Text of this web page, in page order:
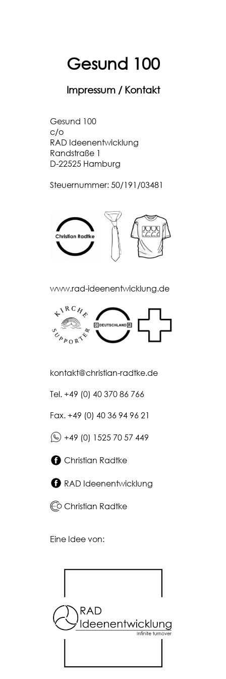
Gesund 100
Impressum / Kontakt
Gesund 100
c/o
RAD Ideenentwicklung
Randstraße 1
D-22525 Hamburg
Steuernummer: 50/191/03481
www.rad-ideenentwicklung.de
kontakt@christian-radtke.de
Tel.+49 (0) 40 370 86 766
Fax.+49 (0) 40 36 94 96 21
+49 (0) 1525 70 57 449
Christian Radtke
RAD Ideenentwicklung
Christian Radtke
Eine Idee von: